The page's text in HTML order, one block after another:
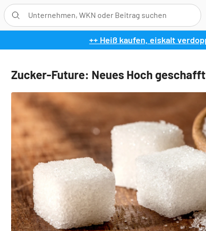
++ Heiß kaufen, eiskalt
Zucker-Future: Neues Hoch